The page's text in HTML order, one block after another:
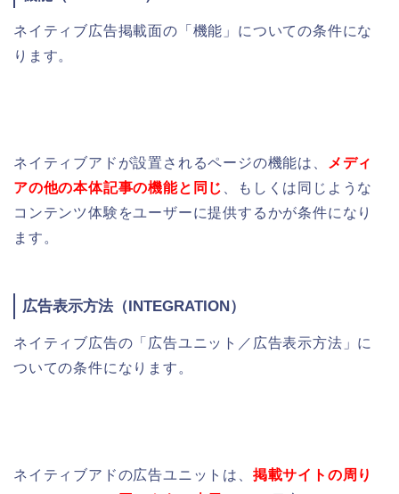
ネイティブ広告掲載面の「機能」についての条件にな
ります。
ネイティブアドが設置されるページの機能は、 メディ
アの他の本体記事の機能と同じ 、もしくは同じような
コンテンツ体験をユーザーに提供するかが条件になり
ます。
広告表示方法（ INTEGRATION）
ネイティブ広告の「広告ユニット／広告表示方法」に
ついての条件になります。
ネイティブアドの広告ユニットは、 掲載サイトの周り